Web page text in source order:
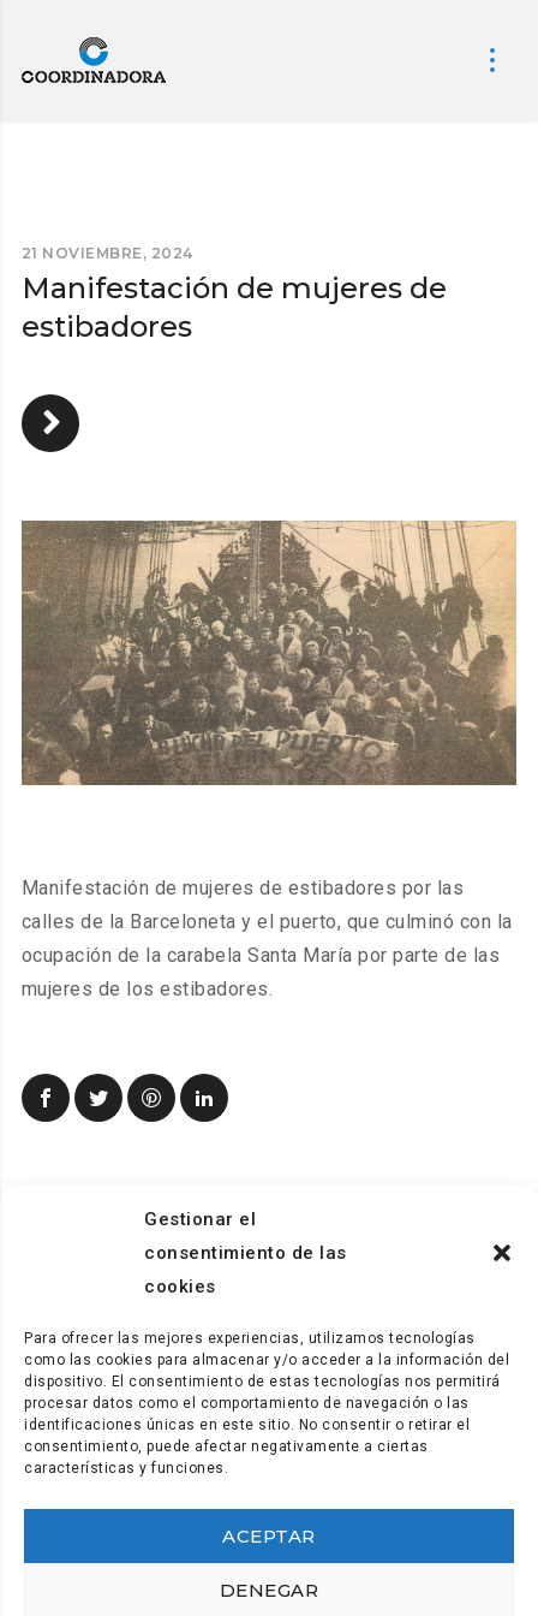
Gestionar el
consentimiento de las
cookies
Para ofrecer las mejores experiencias, utilizamos tecnologías
como las cookies para almacenar y/o acceder a la información del
dispositivo. El consentimiento de estas tecnologías nos permitirá
procesar datos como el comportamiento de navegación o las
identificaciones únicas en este sitio. No consentir o retirar el
consentimiento, puede afectar negativamente a ciertas
características y funciones.
ACEPTAR
DENEGAR
21 NOVIEMBRE, 2024
Manifestación de mujeres de
estibadores
Manifestación de mujeres de estibadores por las
calles de la Barceloneta y el puerto, que culminó con la
ocupación de la carabela Santa María por parte de las
mujeres de los estibadores.
Secretaría y comunicación: (+34) 922.28.95.21